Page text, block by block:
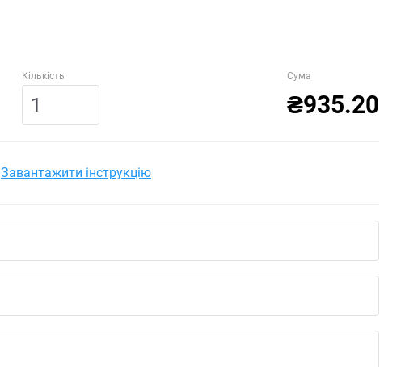
Кількість Сума
₴935.20
Завантажити інструкцію